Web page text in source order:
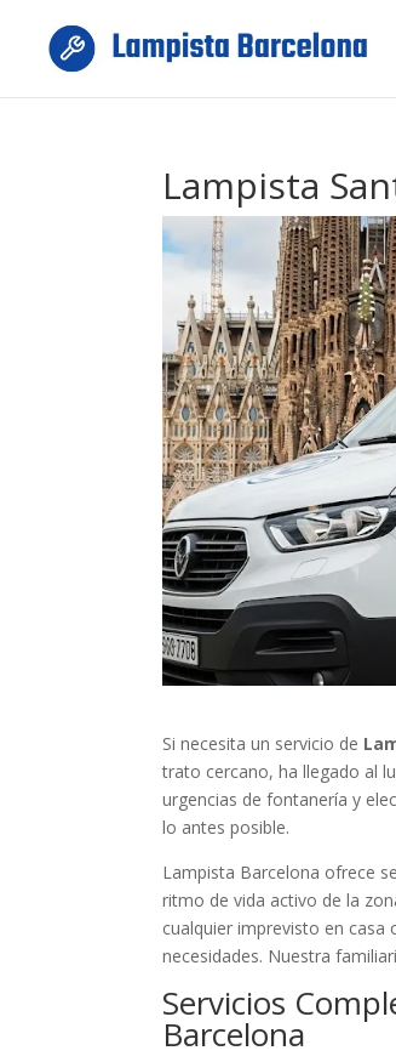
Lampista
Si necesita un servicio de
trato cercano, ha llegado al
urgencias de fontanería y
lo antes posible.
Lampista Barcelona ofrece
ritmo de vida activo de la
cualquier imprevisto en
necesidades. Nuestra
Servicios
Barcelona